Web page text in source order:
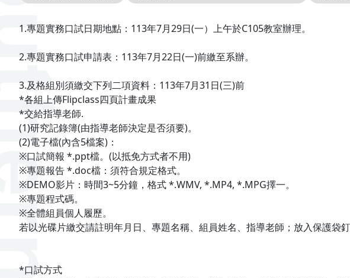
1.專題實務口試日期地點：113年7月29日(一）上午於C105教室辦理。
2.專題實務口試申請表：113年7月22日(一)前繳至系辦。
3.及格組別須繳交下列二項資料：113年7月31日(三)前
*各組上傳Flipclass四頁計畫成果
*交給指導老師.
(1)研究記錄簿(由指導老師決定是否須要)。
(2)電子檔(內含5檔案)：
※口試簡報 *.ppt檔。(以抵免方式者不用)
※專題報告 *.doc檔：須符合規定格式。
※DEMO影片：時間3~5分鐘，格式 *.WMV, *.MP4, *.MPG擇一。
※專題程式碼。
※全體組員個人履歷。
若以光碟片繳交請註明年月日、專題名稱、組員姓名、指導老師；放入保護袋釘
*口試方式